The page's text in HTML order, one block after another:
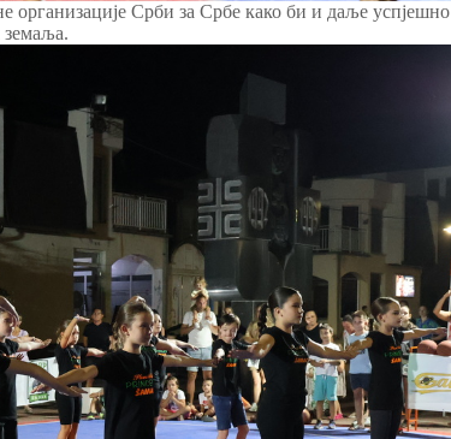
Срби за Србе како би и даље успјешно